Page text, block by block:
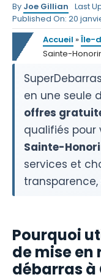
By Joe Gillian Last
Published On: 20
Accueil »Île-
Sainte-
en une seule
offres
qualifiés pour
Sainte-
services et
Pourquoi
de mise
débarras à